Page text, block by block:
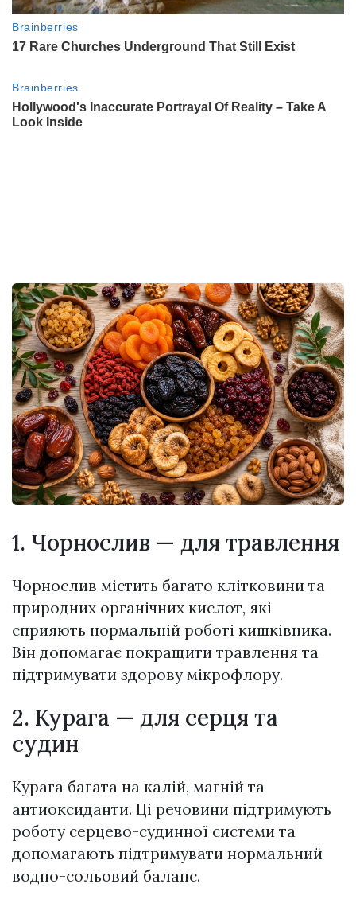
1. Чорнослив — для травлення
Чорнослив містить багато клітковини та
природних органічних кислот, які
сприяють нормальній роботі кишківника.
Він допомагає покращити травлення та
підтримувати здорову мікрофлору.
2. Курага — для серця та
судин
Курага багата на калій, магній та
антиоксиданти. Ці речовини підтримують
роботу серцево-судинної системи та
допомагають підтримувати нормальний
водно-сольовий баланс.